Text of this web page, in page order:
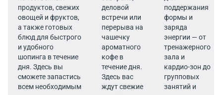
продуктов, свежих
овощей и фруктов,
а также готовых
блюд для быстрого
и удобного
шопинга в течение
дня. Здесь вы
сможете запастись
всем необходимым
деловой
встречи или
перерыва на
чашечку
ароматного
кофе в
течение дня.
Здесь вас
ждут свежие
поддержания
формы и
заряда
энергии — от
тренажерного
зала и
кардио-зон до
групповых
занятий и